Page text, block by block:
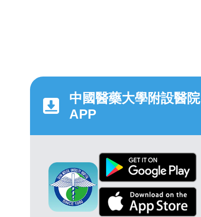
中國醫藥大學附設醫院
APP